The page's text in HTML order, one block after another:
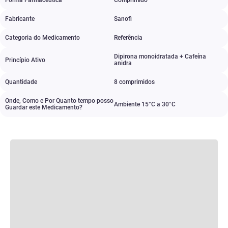
Fabricante Sanofi
Categoria do Medicamento Referência
Princípio Ativo
Dipirona monoidratada + Cafeína
anidra
Quantidade 8 comprimidos
Onde, Como e Por Quanto tempo posso
Guardar este Medicamento?
Ambiente 15°C a 30°C